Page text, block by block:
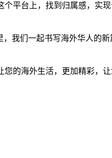
平台上，找到归属感，实
我们一起书写海外华人的
的海外生活，更加精彩，